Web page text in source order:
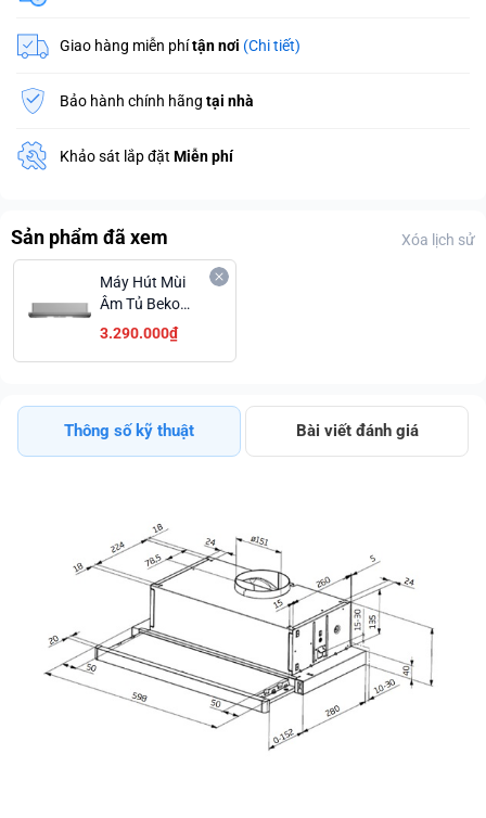
Giao hàng miễn phítận nơi (Chi tiết)
Bảo hành chính hãng tại nhà
Khảo sát lắp đặt Miễn phí
Sản phẩm đã xem Xóa lịch sử
Máy Hút Mùi
Âm Tủ Beko
CTB 9250 XH
Sang Trọng Tinh
3.290.000₫
Thông số kỹ thuật Bài viết đánh giá